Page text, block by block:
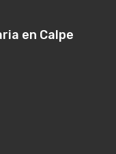
en Calpe